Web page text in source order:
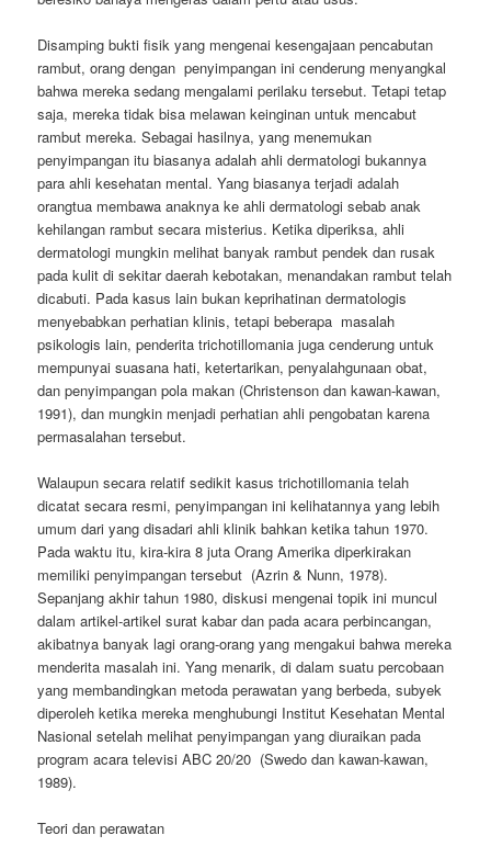
Disamping bukti fisik yang mengenai kesengajaan pencabutan
rambut, orang dengan penyimpangan ini cenderung menyangkal
bahwa mereka sedang mengalami perilaku tersebut. Tetapi tetap
saja, mereka tidak bisa melawan keinginan untuk mencabut
rambut mereka. Sebagai hasilnya, yang menemukan
penyimpangan itu biasanya adalah ahli dermatologi bukannya
para ahli kesehatan mental. Yang biasanya terjadi adalah
orangtua membawa anaknya ke ahli dermatologi sebab anak
kehilangan rambut secara misterius. Ketika diperiksa, ahli
dermatologi mungkin melihat banyak rambut pendek dan rusak
pada kulit di sekitar daerah kebotakan, menandakan rambut telah
dicabuti. Pada kasus lain bukan keprihatinan dermatologis
menyebabkan perhatian klinis, tetapi beberapa masalah
psikologis lain, penderita trichotillomania juga cenderung untuk
mempunyai suasana hati, ketertarikan, penyalahgunaan obat,
dan penyimpangan pola makan (Christenson dan kawan-kawan,
1991), dan mungkin menjadi perhatian ahli pengobatan karena
permasalahan tersebut.
Walaupun secara relatif sedikit kasus trichotillomania telah
dicatat secara resmi, penyimpangan ini kelihatannya yang lebih
umum dari yang disadari ahli klinik bahkan ketika tahun 1970.
Pada waktu itu, kira-kira 8 juta Orang Amerika diperkirakan
memiliki penyimpangan tersebut (Azrin & Nunn, 1978).
Sepanjang akhir tahun 1980, diskusi mengenai topik ini muncul
dalam artikel-artikel surat kabar dan pada acara perbincangan,
akibatnya banyak lagi orang-orang yang mengakui bahwa mereka
menderita masalah ini. Yang menarik, di dalam suatu percobaan
yang membandingkan metoda perawatan yang berbeda, subyek
diperoleh ketika mereka menghubungi Institut Kesehatan Mental
Nasional setelah melihat penyimpangan yang diuraikan pada
program acara televisi ABC 20/20 (Swedo dan kawan-kawan,
1989).
Teori dan perawatan